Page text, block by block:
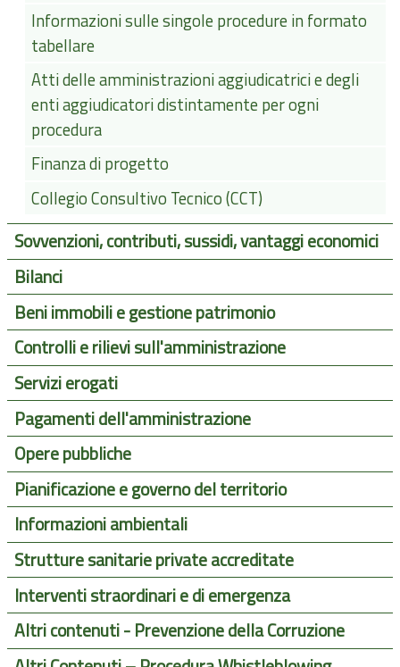
Informazioni sulle singole procedure in formato
tabellare
Atti delle amministrazioni aggiudicatrici e degli
enti aggiudicatori distintamente per ogni
procedura
Finanza di progetto
Collegio Consultivo Tecnico (CCT)
Sovvenzioni, contributi, sussidi, vantaggi economici
Bilanci
Beni immobili e gestione patrimonio
Controlli e rilievi sull'amministrazione
Servizi erogati
Pagamenti dell'amministrazione
Opere pubbliche
Pianificazione e governo del territorio
Informazioni ambientali
Strutture sanitarie private accreditate
Interventi straordinari e di emergenza
Altri contenuti - Prevenzione della Corruzione